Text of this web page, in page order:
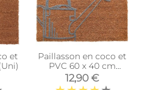
et
Paillasson en coco et
PVC 60 x 40 cm
(Arrosoir)
12,90 €